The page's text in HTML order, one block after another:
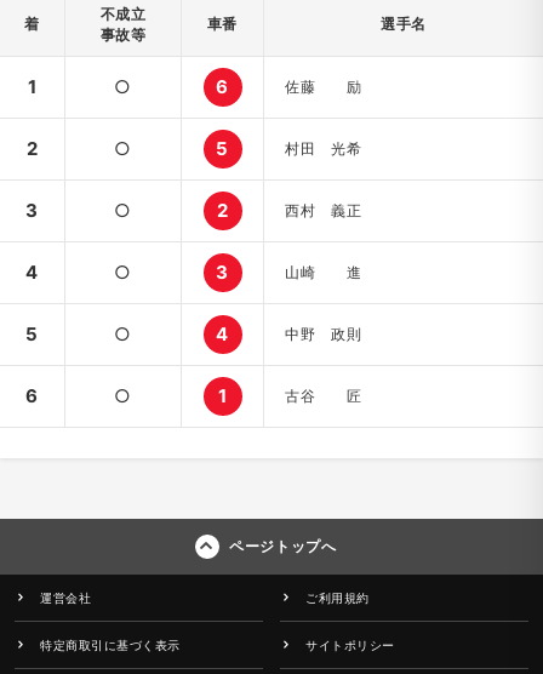
着
不成立
事故等
車番 選手名
1 ○ 6 佐藤 励
2 ○ 5 村田 光希
3 ○ 2 西村 義正
4 ○ 3 山崎 進
5 ○ 4 中野 政則
6 ○ 1 古谷 匠
ページトップへ
運営会社 ご利用規約
特定商取引に基づく表示 サイトポリシー